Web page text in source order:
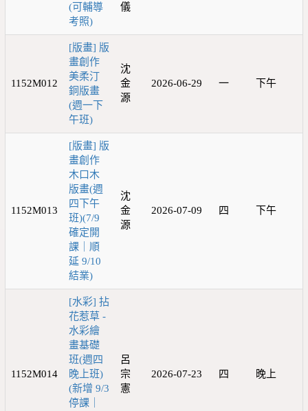
(可輔導
考照)
儀
1152M012
[版畫] 版
畫創作
美柔汀
銅版畫
(週一下
午班)
沈
金
源
2026-06-29 一 下午
1152M013
[版畫] 版
畫創作
木口木
版畫(週
四下午
班)(7/9
確定開
課｜順
延 9/10
結業)
沈
金
源
2026-07-09 四 下午
1152M014
[水彩] 拈
花惹草 -
水彩繪
畫基礎
班(週四
晚上班)
(新增 9/3
停課｜
呂
宗
憲
2026-07-23 四 晚上